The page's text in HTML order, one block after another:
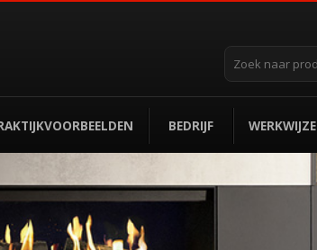
Zoek
zoeken...
BEDRIJF WERKWIJZE